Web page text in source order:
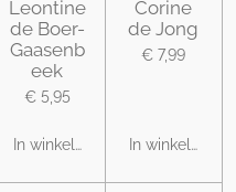
Leontine
de Boer-
Gaasenb
eek
€ 5,95
In winkelwagen
Corine
de Jong
€ 7,99
In